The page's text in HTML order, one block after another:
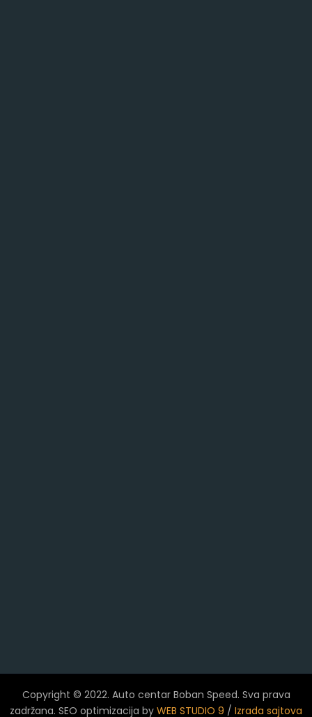
Copyright © 2022. Auto centar Boban Speed. Sva prava
zadržana. SEO optimizacija by WEB STUDIO 9 / Izrada sajtova